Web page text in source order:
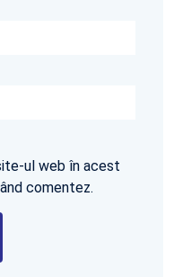
ul web în acest
comentez.